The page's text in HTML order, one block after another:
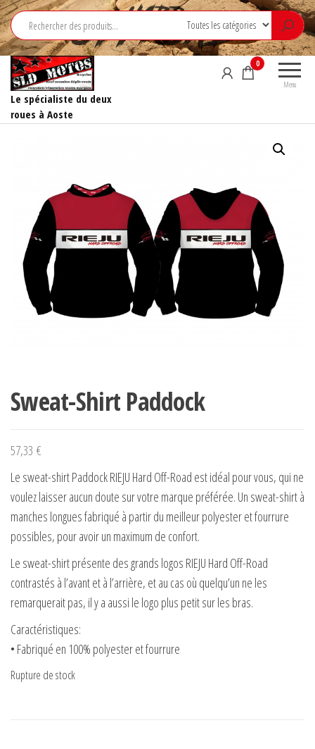
Aller
au
contenu
Le spécialiste du deux
roues à Aoste
Menu
0
Sweat-Shirt Paddock
57,33 €
Le sweat-shirt Paddock RIEJU Hard Off-Road est idéal pour vous, qui ne
voulez laisser aucun doute sur votre marque préférée. Un sweat-shirt à
manches longues fabriqué à partir du meilleur polyester et fourrure
possibles, pour avoir un maximum de confort.
Le sweat-shirt présente des grands logos RIEJU Hard Off-Road
contrastés à l’avant et à l’arrière, et au cas où quelqu’un ne les
remarquerait pas, il y a aussi le logo plus petit sur les bras.
Caractéristiques:
• Fabriqué en 100% polyester et fourrure
Rupture de stock